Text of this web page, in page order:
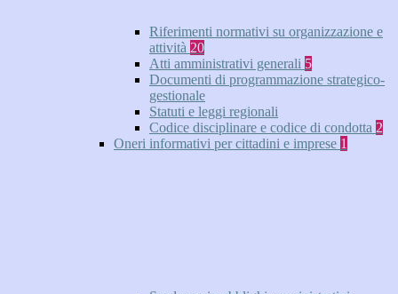
Riferimenti normativi su organizzazione e
attività 20
Atti amministrativi generali 5
Documenti di programmazione strategico-
gestionale
Statuti e leggi regionali
Codice disciplinare e codice di condotta 2
Oneri informativi per cittadini e imprese 1